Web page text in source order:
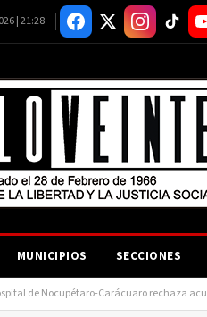
| 21:28
MUNICIPIOS SECCIONES
de Nocupétaro-Carácuaro rechaza